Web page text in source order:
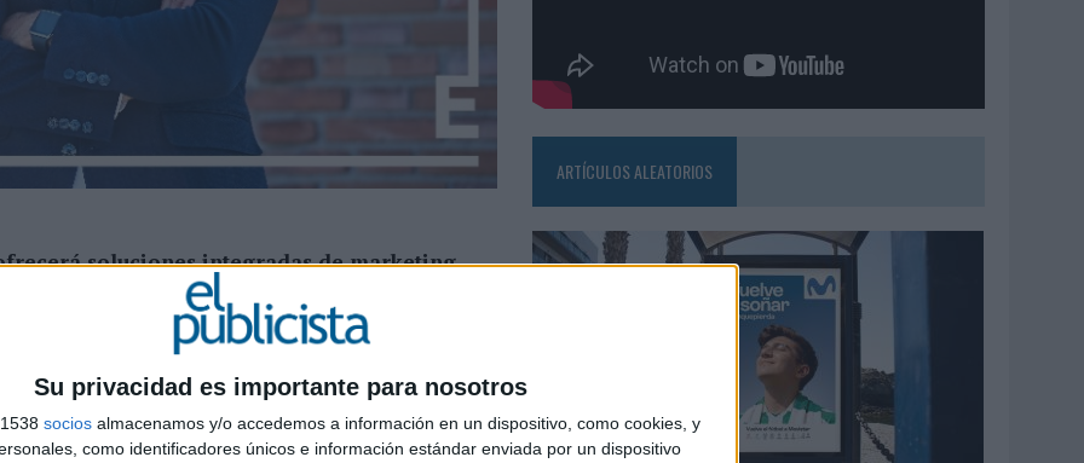
Su privacidad es importante para nosotros
socios almacenamos y/o accedemos a información en un dispositivo, como cookies, y
como identificadores únicos e información estándar enviada por un dispositivo
SPAIN PARA SAMSUNG ELECTRONICS IBERIA
soluciones integradas de marketing
nativos digitales y cuenta con una
como
. Estos hechos sitúan a la compañía comola red
como una agencia innovadora que ha logrado 26
ARTÍCULOS ALEATORIOS